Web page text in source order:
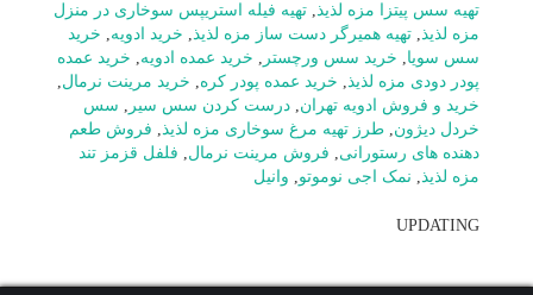
تهیه سس پیتزا مزه لذیذ, تهیه فیله استریپس سوخاری در منزل
مزه لذیذ, تهیه همیرگر دست ساز مزه لذیذ, خرید ادویه, خرید
سس سویا, خرید سس ورچستر , خرید عمده ادویه, خرید عمده
پودر دودی مزه لذیذ, خرید عمده پودر کره, خرید مرینت نرمال,
خرید و فروش ادویه تهران, درست کردن سس سیر , سس
خردل دیژون, طرز تهیه مرغ سوخاری مزه لذیذ, فروش طعم
دهنده های رستورانی, فروش مرینت نرمال, فلفل قزمز تند
مزه لذیذ, نمک اجی نوموتو, وانیل
UPDATING